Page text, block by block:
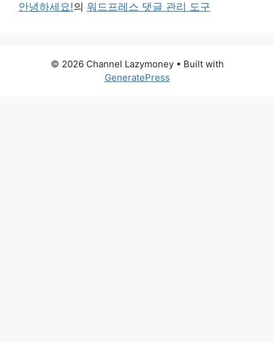
안녕하세요!의 워드프레스 댓글 관리 도구
© 2026 Channel Lazymoney• Built with
GeneratePress